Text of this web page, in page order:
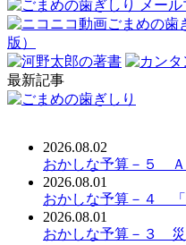
最新記事
2026.08.02
おかしな予算－５
2026.08.01
おかしな予算－４
2026.08.01
おかしな予算－３ 災